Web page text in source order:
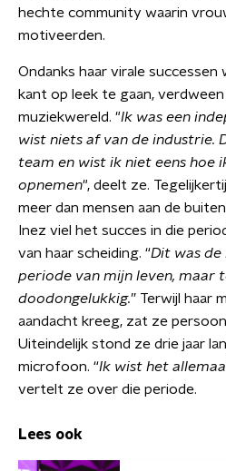
hechte community waarin
motiveerden.
Ondanks haar virale successen
kant op leek te gaan,
muziekwereld. "Ik was een
wist niets af van de industrie.
team en wist ik niet eens hoe
opnemen", deelt ze.
meer dan mensen aan de
Inez viel het succes in die
van haar scheiding. “Dit was
periode van mijn leven, maar
doodongelukkig.” Terwijl haar
aandacht kreeg, zat ze
Uiteindelijk stond ze drie jaar
microfoon. “Ik wist het
vertelt ze over die periode.
Lees ook